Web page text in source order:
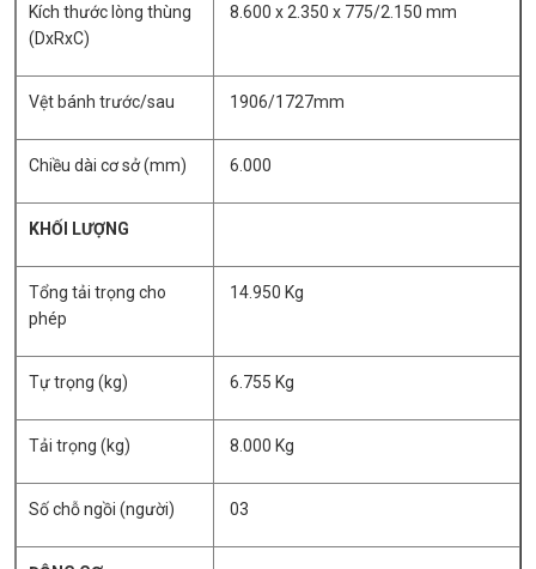
Kích thước lòng thùng
(DxRxC)
8.600 x 2.350 x 775/2.150 mm
Vệt bánh trước/sau 1906/1727mm
Chiều dài cơ sở (mm) 6.000
KHỐI LƯỢNG
Tổng tải trọng cho
phép
14.950 Kg
Tự trọng (kg) 6.755 Kg
Tải trọng (kg) 8.000 Kg
Số chỗ ngồi (người) 03